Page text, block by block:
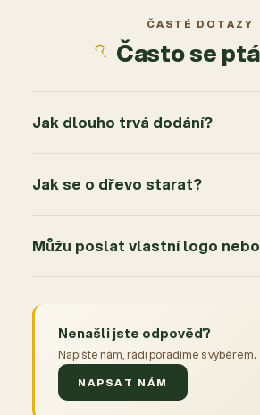
ČASTÉ DOTAZY
Často se
Jak dlouho trvá dodání?
Jak se o dřevo starat?
Můžu poslat vlastní logo
Nenašli jste odpověď?
Napište nám, rádi poradíme s výběrem.
NAPSAT NÁM